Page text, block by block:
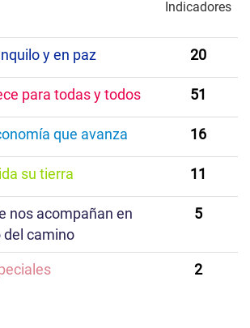
Indicadores
y en paz 20
para todas y todos 51
que avanza 16
su tierra 11
nos acompañan en
del camino
5
2